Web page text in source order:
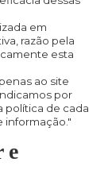
em
razão pela
esta
ao site
por
política de cada
informação."
e